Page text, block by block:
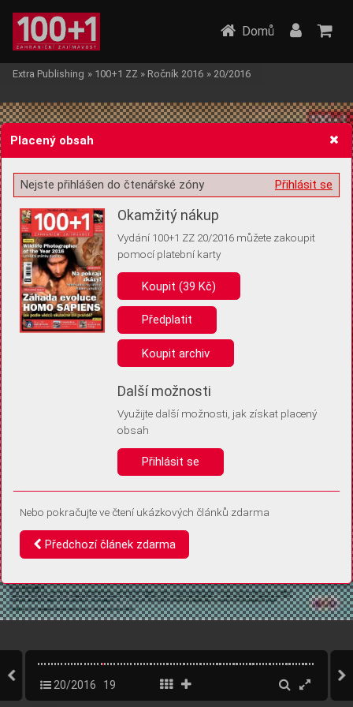
Žádost o souhlas s ukládáním volitelných informací
Pro základní fungování webu nepotřebujeme ukládat žádné informace
(tzv. cookies apod.). Rádi bychom vás ale požádali o souhlas s
uložením volitelných informací:
Anonymní unikátní ID
Díky němu příště poznáme, že se jedná o stejné zařízení, a
Identifikátor je zcela anonymní.
Vaše souhlasy a odmítnutí si ukládáme do vašeho zařízení, abychom se
vás už příště znovu neptali. Můžete je kdykoli později upravit ve Správě
Domů
Extra Publishing » 100+1 ZZ » Ročník 2016 » 20/2016
20/2016 19
Placený obsah
Přihlásit se
Nejste přihlášen do čtenářské zóny
Okamžitý nákup
Vydání 100+1 ZZ 20/2016 můžete zakoupit
pomocí platební karty
Koupit (39 Kč)
Předplatit
Koupit archiv
Další možnosti
Využijte další možnosti, jak získat placený
obsah
Přihlásit se
Nebo pokračujte ve čtení ukázkových článků zdarma
Předchozí článek zdarma